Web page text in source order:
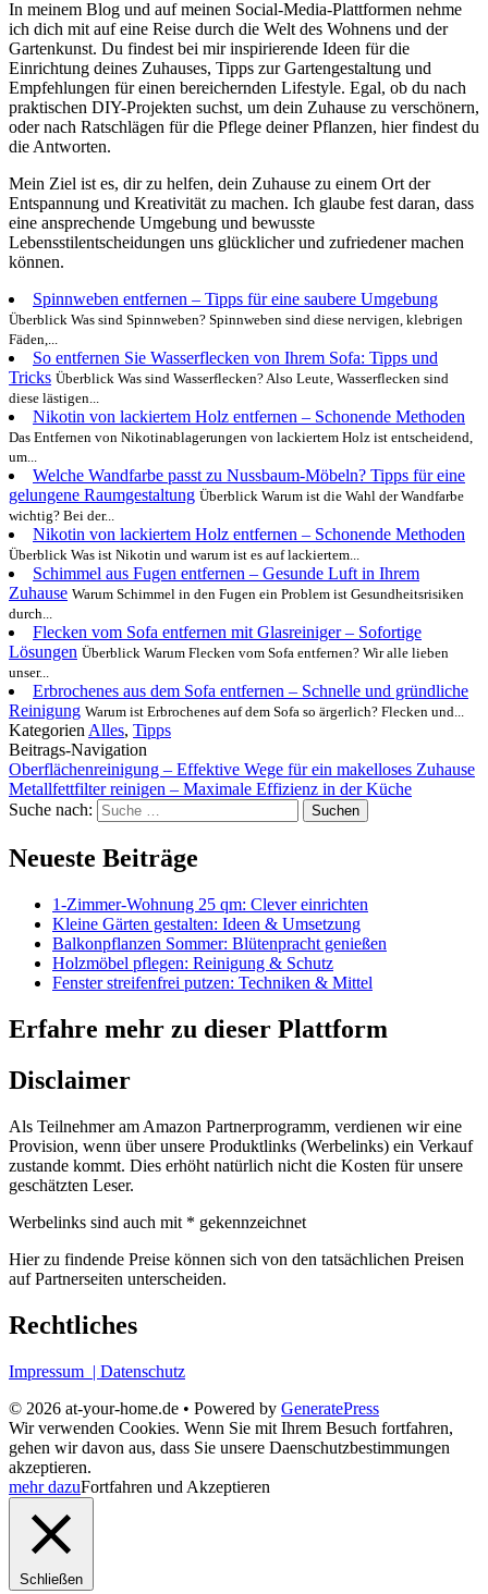
In meinem Blog und auf meinen Social-Media-Plattformen nehme
ich dich mit auf eine Reise durch die Welt des Wohnens und der
Gartenkunst. Du findest bei mir inspirierende Ideen für die
Einrichtung deines Zuhauses, Tipps zur Gartengestaltung und
Empfehlungen für einen bereichernden Lifestyle. Egal, ob du nach
praktischen DIY-Projekten suchst, um dein Zuhause zu verschönern,
oder nach Ratschlägen für die Pflege deiner Pflanzen, hier findest du
die Antworten.
Mein Ziel ist es, dir zu helfen, dein Zuhause zu einem Ort der
Entspannung und Kreativität zu machen. Ich glaube fest daran, dass
eine ansprechende Umgebung und bewusste
Lebensstilentscheidungen uns glücklicher und zufriedener machen
können.
Spinnweben entfernen – Tipps für eine saubere Umgebung
Überblick Was sind Spinnweben? Spinnweben sind diese nervigen, klebrigen
Fäden,...
So entfernen Sie Wasserflecken von Ihrem Sofa: Tipps und
Tricks Überblick Was sind Wasserflecken? Also Leute, Wasserflecken sind
diese lästigen...
Nikotin von lackiertem Holz entfernen – Schonende Methoden
Das Entfernen von Nikotinablagerungen von lackiertem Holz ist entscheidend,
um...
Welche Wandfarbe passt zu Nussbaum-Möbeln? Tipps für eine
gelungene Raumgestaltung Überblick Warum ist die Wahl der Wandfarbe
wichtig? Bei der...
Nikotin von lackiertem Holz entfernen – Schonende Methoden
Überblick Was ist Nikotin und warum ist es auf lackiertem...
Schimmel aus Fugen entfernen – Gesunde Luft in Ihrem
Zuhause Warum Schimmel in den Fugen ein Problem ist Gesundheitsrisiken
durch...
Flecken vom Sofa entfernen mit Glasreiniger – Sofortige
Lösungen Überblick Warum Flecken vom Sofa entfernen? Wir alle lieben
unser...
Erbrochenes aus dem Sofa entfernen – Schnelle und gründliche
Reinigung Warum ist Erbrochenes auf dem Sofa so ärgerlich? Flecken und...
Kategorien Alles, Tipps
Beitrags-Navigation
Oberflächenreinigung – Effektive Wege für ein makelloses Zuhause
Metallfettfilter reinigen – Maximale Effizienz in der Küche
Suche nach:
Neueste Beiträge
1-Zimmer-Wohnung 25 qm: Clever einrichten
Kleine Gärten gestalten: Ideen & Umsetzung
Balkonpflanzen Sommer: Blütenpracht genießen
Holzmöbel pflegen: Reinigung & Schutz
Fenster streifenfrei putzen: Techniken & Mittel
Erfahre mehr zu dieser Plattform
Disclaimer
Als Teilnehmer am Amazon Partnerprogramm, verdienen wir eine
Provision, wenn über unsere Produktlinks (Werbelinks) ein Verkauf
zustande kommt. Dies erhöht natürlich nicht die Kosten für unsere
geschätzten Leser.
Werbelinks sind auch mit * gekennzeichnet
Hier zu findende Preise können sich von den tatsächlichen Preisen
auf Partnerseiten unterscheiden.
Rechtliches
Impressum | Datenschutz
© 2026 at-your-home.de • Powered by GeneratePress
Wir verwenden Cookies. Wenn Sie mit Ihrem Besuch fortfahren,
gehen wir davon aus, dass Sie unsere Daenschutzbestimmungen
akzeptieren.
mehr dazuFortfahren und Akzeptieren
Schließen